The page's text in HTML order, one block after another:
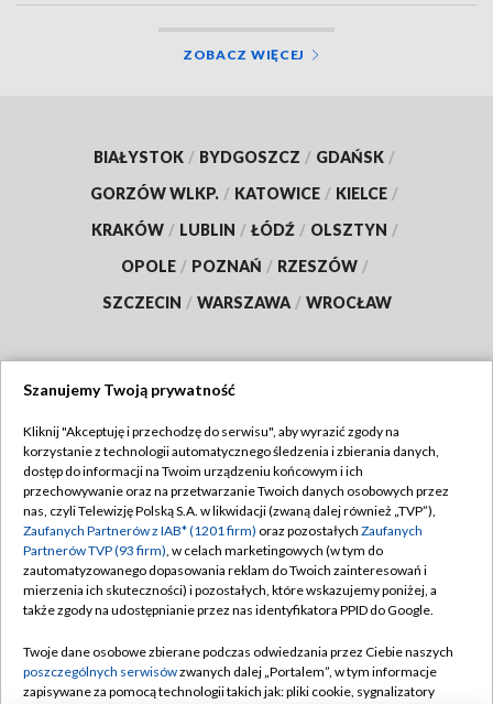
ZOBACZ WIĘCEJ
BIAŁYSTOK / BYDGOSZCZ / GDAŃSK /
GORZÓW WLKP. / KATOWICE / KIELCE /
KRAKÓW / LUBLIN / ŁÓDŹ / OLSZTYN /
OPOLE / POZNAŃ / RZESZÓW /
SZCZECIN / WARSZAWA / WROCŁAW
TVP
Abonament TVP
Emisja w TVP
Centrum informacji TVP
Naziemna Telewizja Cyfrowa
Rada Programowa
Regulamin TVP
Polityka prywatności
Moje zgody
Pomoc
Kontakt
Szanujemy Twoją prywatność
Kliknij "Akceptuję i przechodzę do serwisu", aby wyrazić zgody na
korzystanie z technologii automatycznego śledzenia i zbierania danych,
dostęp do informacji na Twoim urządzeniu końcowym i ich
przechowywanie oraz na przetwarzanie Twoich danych osobowych przez
nas, czyli Telewizję Polską S.A. w likwidacji (zwaną dalej również „TVP”),
Zaufanych Partnerów z IAB* (1201 firm) oraz pozostałych Zaufanych
Partnerów TVP (93 firm), w celach marketingowych (w tym do
zautomatyzowanego dopasowania reklam do Twoich zainteresowań i
mierzenia ich skuteczności) i pozostałych, które wskazujemy poniżej, a
także zgody na udostępnianie przez nas identyfikatora PPID do Google.
Twoje dane osobowe zbierane podczas odwiedzania przez Ciebie naszych
poszczególnych serwisówzwanych dalej „Portalem”, w tym informacje
zapisywane za pomocą technologii takich jak: pliki cookie, sygnalizatory